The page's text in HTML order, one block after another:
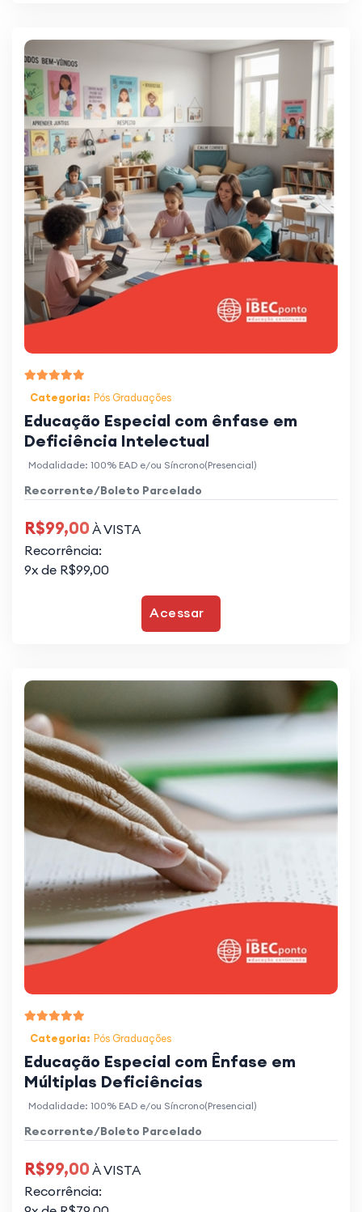
Categoria: Pós Graduações
Educação Especial com ênfase em
Deficiência Intelectual
Modalidade: 100% EAD e/ou Síncrono(Presencial)
Recorrente/Boleto Parcelado
R$99,00 À VISTA
Recorrência:
9x de R$99,00
Acessar
Categoria: Pós Graduações
Educação Especial com Ênfase em
Múltiplas Deficiências
Modalidade: 100% EAD e/ou Síncrono(Presencial)
Recorrente/Boleto Parcelado
R$99,00 À VISTA
Recorrência: